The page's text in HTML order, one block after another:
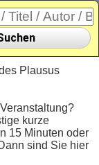
Plausus
kurze
15 Minuten oder
sind Sie hier